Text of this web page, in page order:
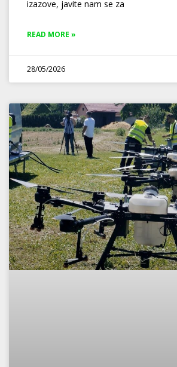
izazove, javite nam se za
READ MORE »
28/05/2026